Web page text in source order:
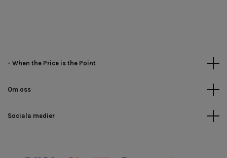
- When the Price is the Point
Om oss
Sociala medier